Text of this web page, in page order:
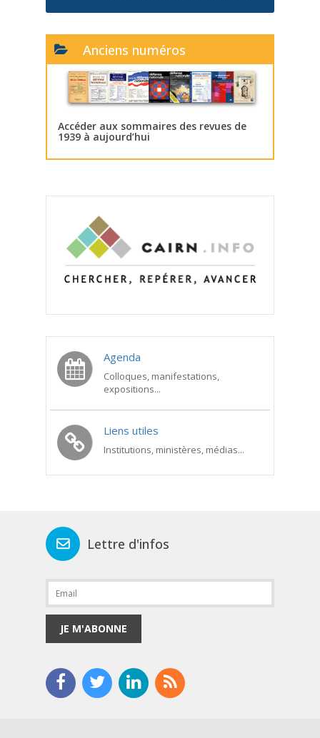
Anciens numéros
Accéder aux sommaires des revues de
1939 à aujourd’hui
Agenda
Colloques, manifestations,
expositions...
Liens utiles
Institutions, ministères, médias...
Lettre d'infos
JE M'ABONNE